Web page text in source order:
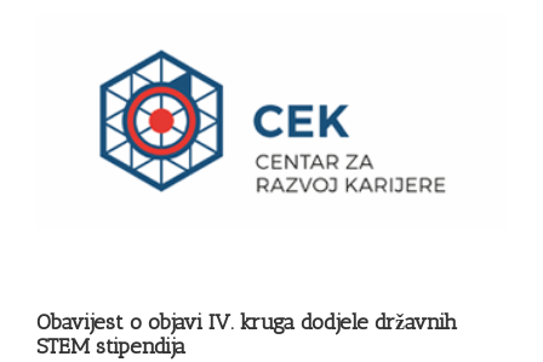
Obavijest o objavi IV. kruga dodjele državnih
STEM stipendija